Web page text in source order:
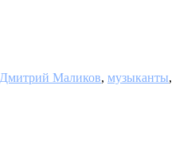
Дмитрий Маликов, музыканты,